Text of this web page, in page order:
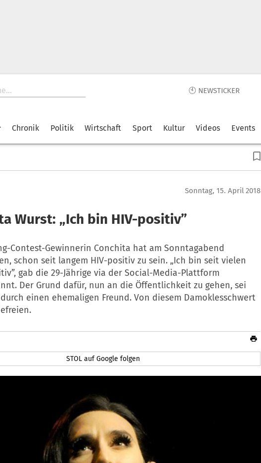
🕙 NEWSTICKER
Chronik Politik Wirtschaft Sport Kultur Videos Events
Sonntag, 15. April 2018
Wurst: „Ich bin HIV-positiv”
Contest-Gewinnerin Conchita hat am Sonntagabend
schon seit langem HIV-positiv zu sein. „Ich bin seit vielen
gab die 29-Jährige via der Social-Media-Plattform
Der Grund dafür, nun an die Öffentlichkeit zu gehen, sei
einen ehemaligen Freund. Von diesem Damoklesschwert
STOL auf Google folgen